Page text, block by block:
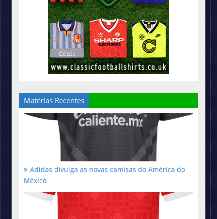
Matérias Recentes
Adidas divulga as novas camisas do América do
México